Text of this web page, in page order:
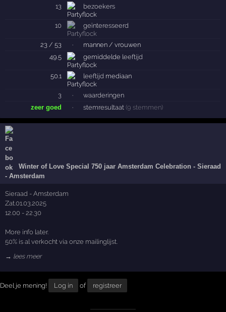
13 bezoekers
10 geïnteresseerd
23 / 53 ·
mannen / vrouwen
49.5
gemiddelde leeftijd
50.1 leeftijd mediaan
3 ·
waarderingen
zeer goed
· stemresultaat (9 stemmen)
Winter of Love Special 750 jaar Amsterdam Celebration - Sieraad
- Amsterdam
Sieraad - Amsterdam
Zat.01.03.2025
12.00 - 22.30
More info later.
50% is al verkocht via onze mailinglijst.
→ lees meer
Deel je mening! Log in of registreer